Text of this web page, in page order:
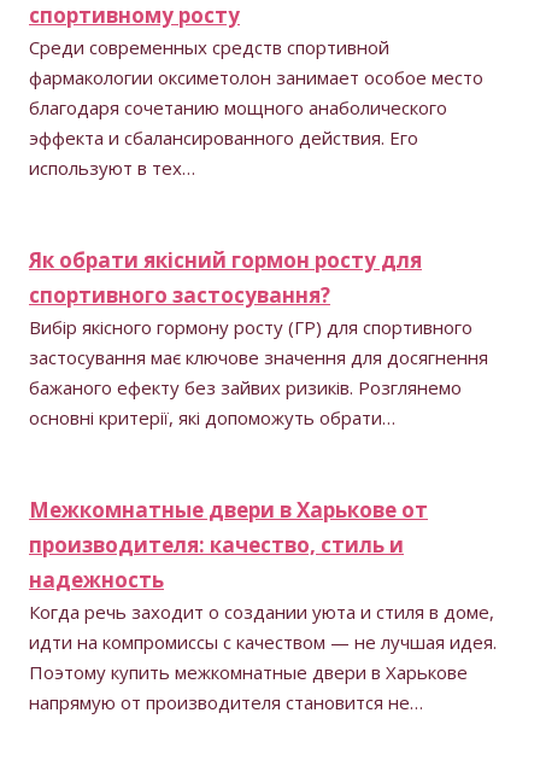
спортивному росту
Среди современных средств спортивной
фармакологии оксиметолон занимает особое место
благодаря сочетанию мощного анаболического
эффекта и сбалансированного действия. Его
используют в тех…
Як обрати якісний гормон росту для
спортивного застосування?
Вибір якісного гормону росту (ГР) для спортивного
застосування має ключове значення для досягнення
бажаного ефекту без зайвих ризиків. Розглянемо
основні критерії, які допоможуть обрати…
Межкомнатные двери в Харькове от
производителя: качество, стиль и
надежность
Когда речь заходит о создании уюта и стиля в доме,
идти на компромиссы с качеством — не лучшая идея.
Поэтому купить межкомнатные двери в Харькове
напрямую от производителя становится не…